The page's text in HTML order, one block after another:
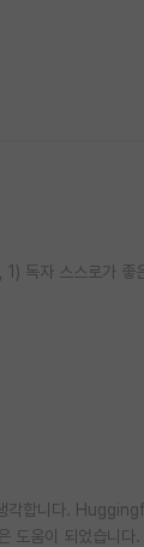
독자 스스로가
각합니다.
움이 되었습니